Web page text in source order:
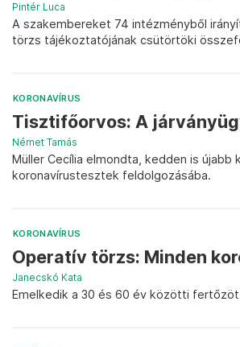
Pintér Luca
A szakembereket 74 intézményből
törzs tájékoztatójának csütörtöki
KORONAVÍRUS
Tisztifőorvos: A
Német Tamás
Müller Cecília elmondta, kedden is
koronavírustesztek feldolgozásába.
KORONAVÍRUS
Operatív törzs: Minden
Janecskó Kata
Emelkedik a 30 és 60 év közötti